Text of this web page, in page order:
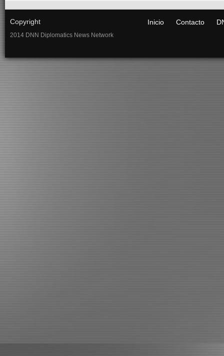
Copyright
2014 DNN Diplomatics News Network
Inicio Contacto